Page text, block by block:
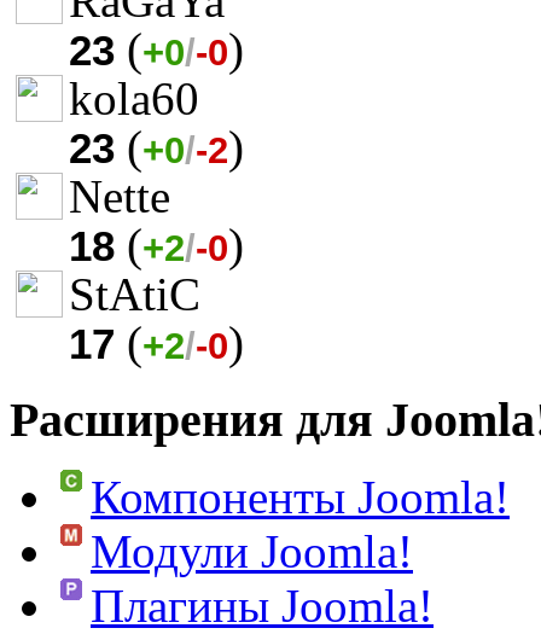
23 (+0/-0)
kola60
23 (+0/-2)
Nette
18 (+2/-0)
StAtiC
17 (+2/-0)
Расширения для
Компоненты Joomla!
Модули Joomla!
Плагины Joomla!